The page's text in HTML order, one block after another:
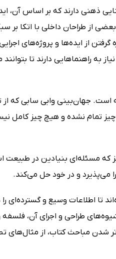
ذهنی دارند که بر اساس آن،
از طراحان داخلی با اتکا
از ایده‌ها و پروژه‌های
به راهنماهایی دارند تا
جهان‌بینی وابی سابی که از
چیز تمام نشده و هیچ چیز کامل
که مسئله‌ای بنیادین در
می‌پذیرد و در خود حل می‌کند.
تا اطلاعات وسیع و گسترده‌ای
طراحی و اجرای آن، فلسفه
شدن مباحث کتاب، از مثال‌های